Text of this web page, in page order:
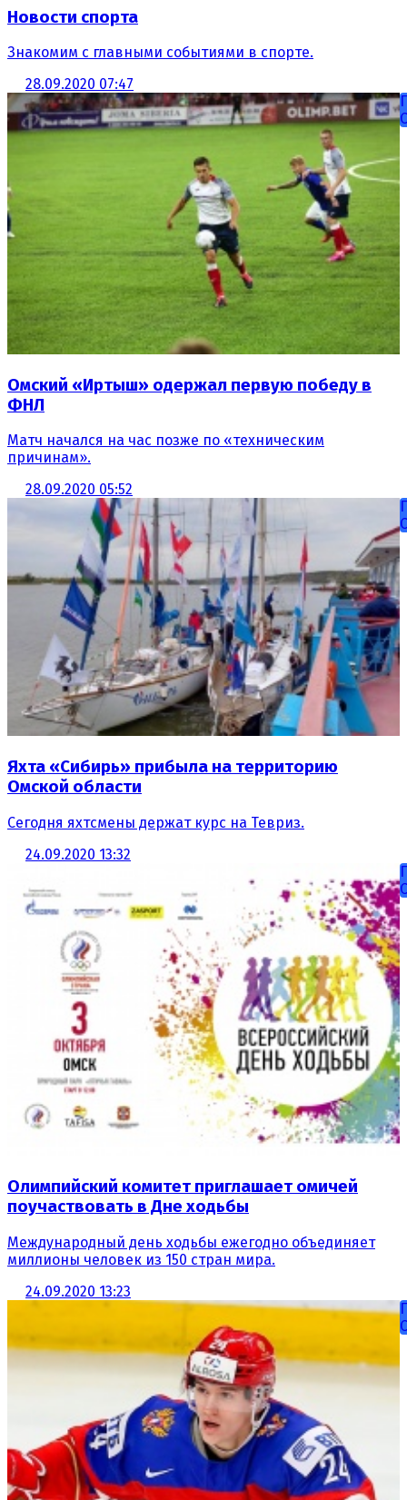
Новости спорта
Знакомим с главными событиями в спорте.
28.09.2020 07:47
Омский «Иртыш» одержал первую победу в
ФНЛ
Матч начался на час позже по «техническим
причинам».
28.09.2020 05:52
Яхта «Сибирь» прибыла на территорию
Омской области
Сегодня яхтсмены держат курс на Тевриз.
24.09.2020 13:32
Олимпийский комитет приглашает омичей
поучаствовать в Дне ходьбы
Международный день ходьбы ежегодно объединяет
миллионы человек из 150 стран мира.
24.09.2020 13:23